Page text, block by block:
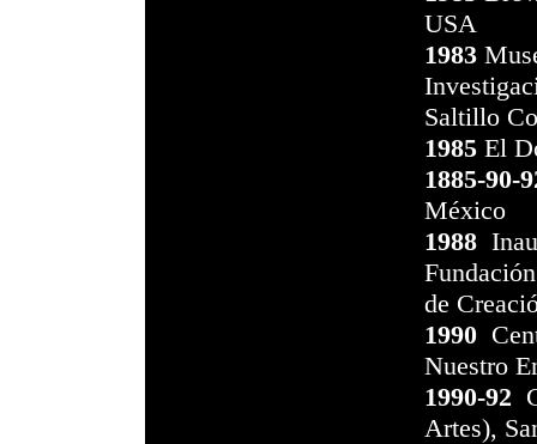
USA
1983
Saltillo
1985 El
1885-90-
México
1988
de
1990
Nuestro
1990-92
Artes),